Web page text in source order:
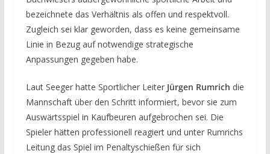
bezeichnete das Verhältnis als offen und respektvoll.
Zugleich sei klar geworden, dass es keine gemeinsame
Linie in Bezug auf notwendige strategische
Anpassungen gegeben habe.
Laut Seeger hatte Sportlicher Leiter Jürgen Rumrich die
Mannschaft über den Schritt informiert, bevor sie zum
Auswärtsspiel in Kaufbeuren aufgebrochen sei. Die
Spieler hätten professionell reagiert und unter Rumrichs
Leitung das Spiel im Penaltyschießen für sich